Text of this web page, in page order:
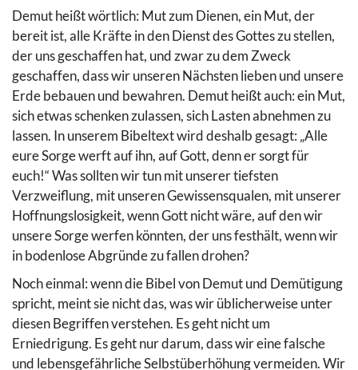
Demut heißt wörtlich: Mut zum Dienen, ein Mut, der
bereit ist, alle Kräfte in den Dienst des Gottes zu stellen,
der uns geschaffen hat, und zwar zu dem Zweck
geschaffen, dass wir unseren Nächsten lieben und unsere
Erde bebauen und bewahren. Demut heißt auch: ein Mut,
sich etwas schenken zulassen, sich Lasten abnehmen zu
lassen. In unserem Bibeltext wird deshalb gesagt: „Alle
eure Sorge werft auf ihn, auf Gott, denn er sorgt für
euch!“ Was sollten wir tun mit unserer tiefsten
Verzweiflung, mit unseren Gewissensqualen, mit unserer
Hoffnungslosigkeit, wenn Gott nicht wäre, auf den wir
unsere Sorge werfen könnten, der uns festhält, wenn wir
in bodenlose Abgründe zu fallen drohen?
Noch einmal: wenn die Bibel von Demut und Demütigung
spricht, meint sie nicht das, was wir üblicherweise unter
diesen Begriffen verstehen. Es geht nicht um
Erniedrigung. Es geht nur darum, dass wir eine falsche
und lebensgefährliche Selbstüberhöhung vermeiden. Wir